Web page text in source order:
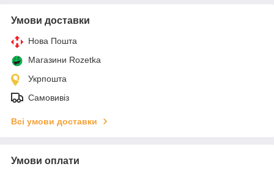
Умови доставки
Нова Пошта
Магазини Rozetka
Укрпошта
Самовивіз
Всі умови доставки
Умови оплати